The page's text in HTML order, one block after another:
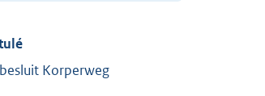
Korperweg